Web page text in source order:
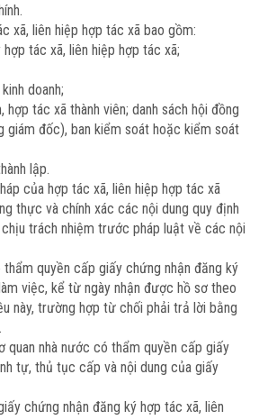
xã, liên hiệp hợp tác xã bao gồm:
tác xã, liên hiệp hợp tác xã;
doanh;
hợp tác xã thành viên; danh sách hội đồng
giám đốc), ban kiểm soát hoặc kiểm soát
lập.
của hợp tác xã, liên hiệp hợp tác xã
thực và chính xác các nội dung quy định
trách nhiệm trước pháp luật về các nội
thẩm quyền cấp giấy chứng nhận đăng ký
việc, kể từ ngày nhận được hồ sơ theo
này, trường hợp từ chối phải trả lời bằng
quan nhà nước có thẩm quyền cấp giấy
tự, thủ tục cấp và nội dung của giấy
chứng nhận đăng ký hợp tác xã, liên